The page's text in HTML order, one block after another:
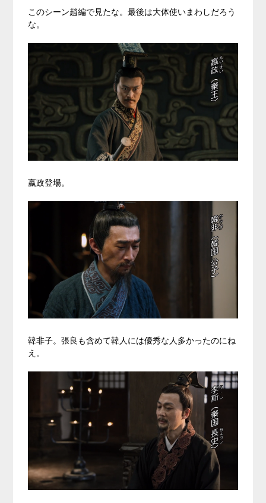
このシーン趙編で見たな。最後は大体使いまわしだろう
な。
嬴政登場。
韓非子。張良も含めて韓人には優秀な人多かったのにね
え。